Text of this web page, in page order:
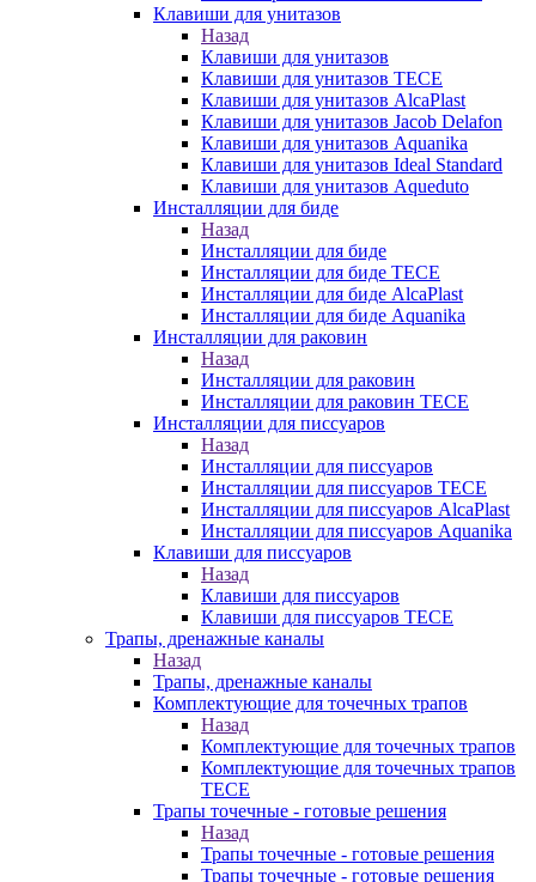
Клавиши для унитазов
Назад
Клавиши для унитазов
Клавиши для унитазов TECE
Клавиши для унитазов AlcaPlast
Клавиши для унитазов Jacob Delafon
Клавиши для унитазов Aquanika
Клавиши для унитазов Ideal Standard
Клавиши для унитазов Aqueduto
Инсталляции для биде
Назад
Инсталляции для биде
Инсталляции для биде TECE
Инсталляции для биде AlcaPlast
Инсталляции для биде Aquanika
Инсталляции для раковин
Назад
Инсталляции для раковин
Инсталляции для раковин TECE
Инсталляции для писсуаров
Назад
Инсталляции для писсуаров
Инсталляции для писсуаров TECE
Инсталляции для писсуаров AlcaPlast
Инсталляции для писсуаров Aquanika
Клавиши для писсуаров
Назад
Клавиши для писсуаров
Клавиши для писсуаров TECE
Трапы, дренажные каналы
Назад
Трапы, дренажные каналы
Комплектующие для точечных трапов
Назад
Комплектующие для точечных трапов
Комплектующие для точечных трапов
TECE
Трапы точечные - готовые решения
Назад
Трапы точечные - готовые решения
Трапы точечные - готовые решения